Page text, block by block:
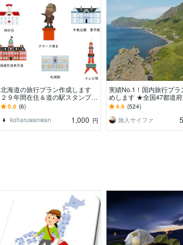
北海道の旅行プラン作成します
２９年間在住＆道の駅スタンプ完
全制覇の私に任せてください
5.0 (6)
koharuwanwan
1,000 円
実績No.1！国内旅行プラ
めします ★全国47都道府
済！ご希望に合わせて旅
おまとめ
4.9 (524)
旅人サイファ